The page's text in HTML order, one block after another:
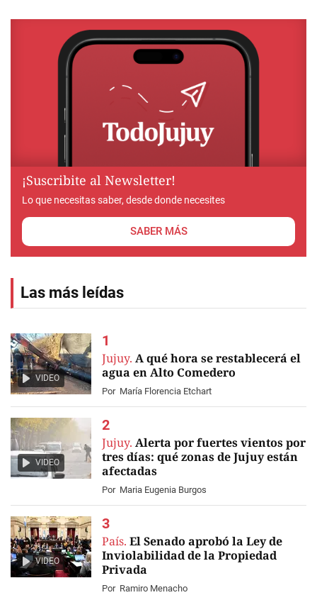
¡Suscribite al Newsletter!
Lo que necesitas saber, desde donde necesites
SABER MÁS
Las más leídas
VIDEO
Jujuy. A qué hora se restablecerá el
agua en Alto Comedero
Por María Florencia Etchart
VIDEO
Jujuy. Alerta por fuertes vientos por
tres días: qué zonas de Jujuy están
afectadas
Por Maria Eugenia Burgos
VIDEO
País. El Senado aprobó la Ley de
Inviolabilidad de la Propiedad
Privada
Por Ramiro Menacho